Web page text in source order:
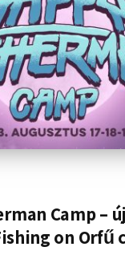
Camp –
on Orfű